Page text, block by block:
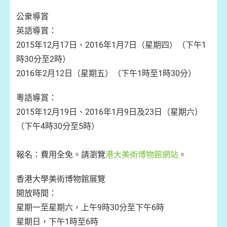
公衆導賞
英語導賞：
2015年12月17日、2016年1月7日（星期四）（下午1
時30分至2時）
2016年2月12日（星期五）（下午1時至1時30分）
粵語導賞：
2015年12月19日、2016年1月9日及23日（星期六）
（下午4時30分至5時）
報名：費用全免。請瀏覽港大美術博物館網站 。
香港大學美術博物館展覽
開放時間：
星期一至星期六，上午9時30分至下午6時
星期日，下午1時至6時